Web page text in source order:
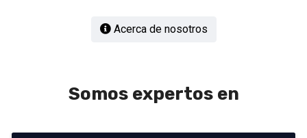
Acerca de nosotros
Somos expertos en